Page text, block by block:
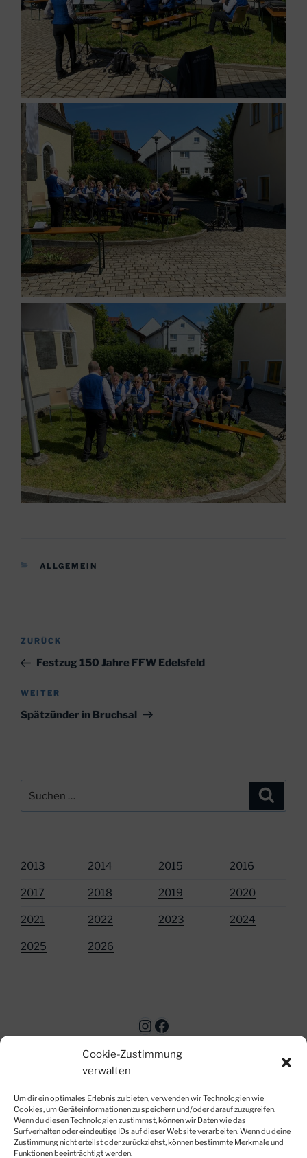
Cookie-Zustimmung
verwalten
Um dir ein optimales Erlebnis zu bieten, verwenden wir Technologien wie
Cookies, um Geräteinformationen zu speichern und/oder darauf zuzugreifen.
Wenn du diesen Technologien zustimmst, können wir Daten wie das
Surfverhalten oder eindeutige IDs auf dieser Website verarbeiten. Wenn du deine
Zustimmung nicht erteilst oder zurückziehst, können bestimmte Merkmale und
Funktionen beeinträchtigt werden.
KATEGORIEN
ALLGEMEIN
Beitragsnavigation
Vorheriger
Beitrag
ZURÜCK
Festzug 150 Jahre FFW Edelsfeld
Nächster
Beitrag
WEITER
Spätzünder in Bruchsal
2013 2014 2015 2016
2017 2018 2019 2020
2021 2022 2023 2024
2025 2026
Instagram
Facebook
© Matthias Siegert-Strobl 2012-2026
Impressum|Datenschutzerklärung